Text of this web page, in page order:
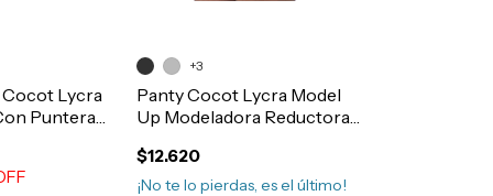
Cocot Lycra
Puntera
Panty Cocot Lycra Model
Up Modeladora Reductora
$12.620
¡No te lo pierdas, es el último!
+3